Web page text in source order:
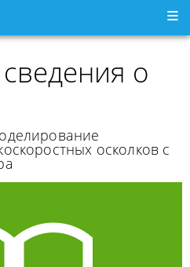
о
осколков с